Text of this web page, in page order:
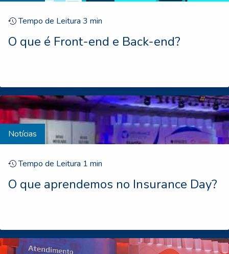
Tempo de Leitura 3 min
O que é Front-end e Back-end?
Notícias
Tempo de Leitura 1 min
O que aprendemos no Insurance Day?